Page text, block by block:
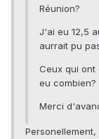
Réunion?
J'ai eu 12,5
aurrait pu
Ceux qui ont
eu
Merci